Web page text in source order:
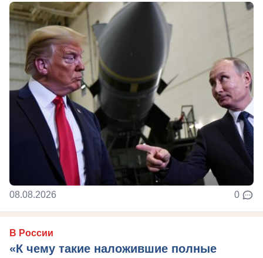
08.08.2026 0
В России
«К чему такие наложившие полные